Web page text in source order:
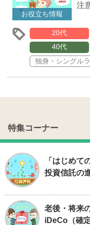
お役立ち情報
注
20代
40代
独身・シングル
特集コーナー
「はじめて
投資信託の
老後・将来
iDeCo（確